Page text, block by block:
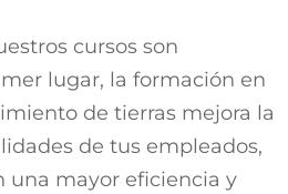
cursos son
lugar, la formación en
de tierras mejora la
de tus empleados,
una mayor eficiencia y